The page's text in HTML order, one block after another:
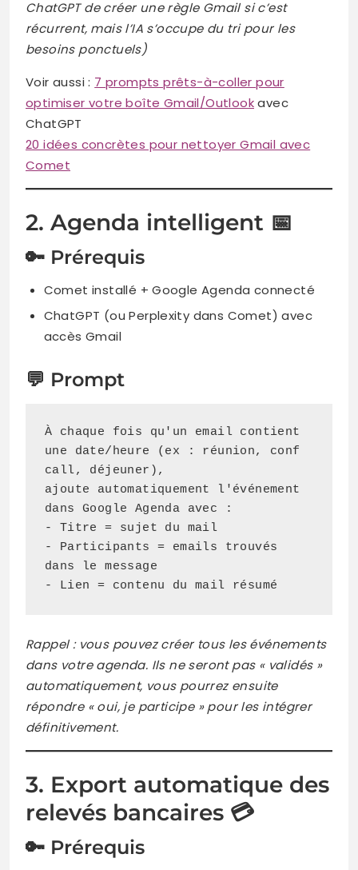
ChatGPT de créer une règle Gmail si c’est
récurrent, mais l’IA s’occupe du tri pour les
besoins ponctuels)
Voir aussi : 7 prompts prêts-à-coller pour
optimiser votre boîte Gmail/Outlookavec
ChatGPT
20 idées concrètes pour nettoyer Gmail avec
Comet
2. Agenda intelligent 📅
🔑 Prérequis
Comet installé + Google Agenda connecté
ChatGPT (ou Perplexity dans Comet) avec
accès Gmail
💬 Prompt
À chaque fois qu'un email contient
une date/heure (ex : réunion, conf
call, déjeuner),
ajoute automatiquement l'événement
dans Google Agenda avec :
- Titre = sujet du mail
- Participants = emails trouvés
dans le message
- Lien = contenu du mail résumé
Rappel : vous pouvez créer tous les événements
dans votre agenda. Ils ne seront pas « validés »
automatiquement, vous pourrez ensuite
répondre « oui, je participe » pour les intégrer
définitivement.
3. Export automatique des
relevés bancaires 💳
🔑 Prérequis